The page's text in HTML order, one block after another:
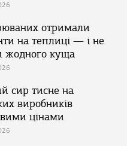
отримали
на теплиці — і не
жодного куща
сир тисне на
виробників
цінами